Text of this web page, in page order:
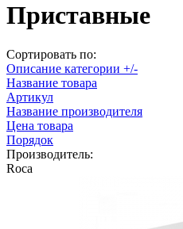
Приставные
Сортировать по:
Описание категории +/-
Название товара
Артикул
Название производителя
Цена товара
Порядок
Производитель:
Roca